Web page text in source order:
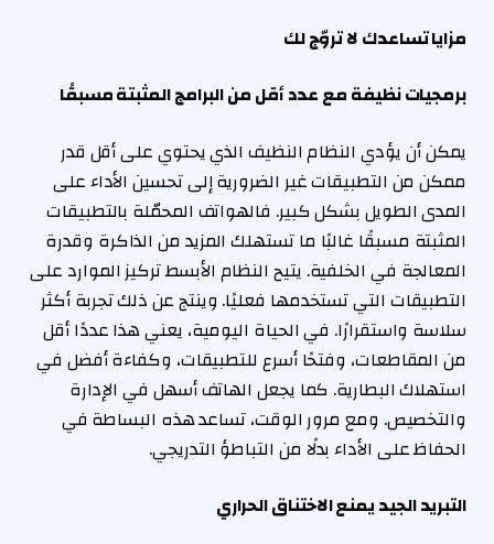
مزايا تساعدك لا تروّج لك
برمجيات نظيفة مع عدد أقل من البرامج المثبتة مسبقًا
يمكن أن يؤدي النظام النظيف الذي يحتوي على أقل قدر
ممكن من التطبيقات غير الضرورية إلى تحسين الأداء على
المدى الطويل بشكل كبير. فالهواتف المحمّلة بالتطبيقات
المثبتة مسبقًا غالبًا ما تستهلك المزيد من الذاكرة وقدرة
المعالجة في الخلفية. يتيح النظام الأبسط تركيز الموارد على
التطبيقات التي تستخدمها فعليًا. وينتج عن ذلك تجربة أكثر
سلاسة واستقرارًا. في الحياة اليومية، يعني هذا عددًا أقل
من المقاطعات، وفتحًا أسرع للتطبيقات، وكفاءة أفضل في
استهلاك البطارية. كما يجعل الهاتف أسهل في الإدارة
والتخصيص. ومع مرور الوقت، تساعد هذه البساطة في
الحفاظ على الأداء بدلًا من التباطؤ التدريجي.
التبريد الجيد يمنع الاختناق الحراري